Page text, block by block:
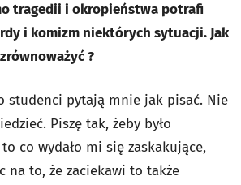
tragedii i okropieństwa potrafi
i komizm niektórych sytuacji. Jak
?
studenci pytają mnie jak pisać. Nie
Piszę tak, żeby było
co wydało mi się zaskakujące,
na to, że zaciekawi to także